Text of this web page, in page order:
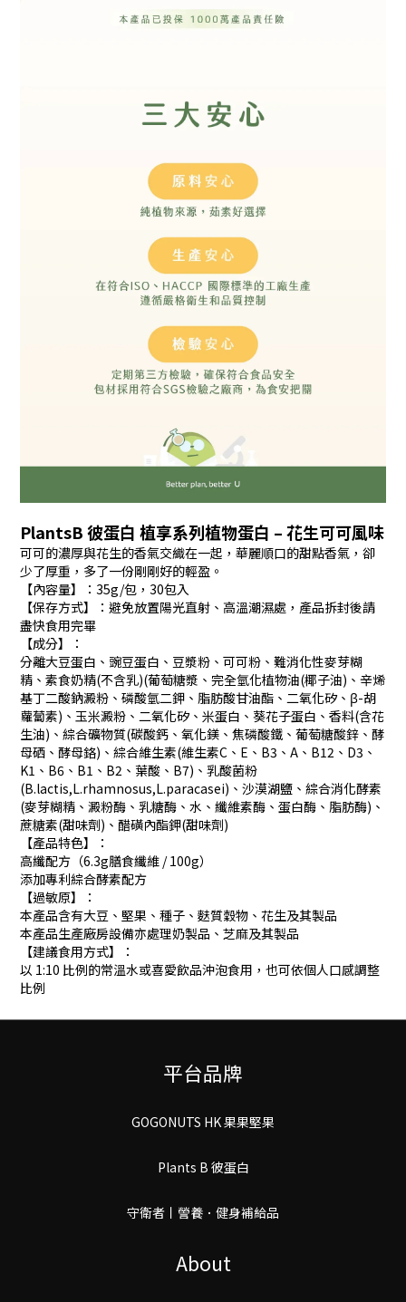
PlantsB 彼蛋白 植享系列植物蛋白 – 花生可可風味
可可的濃厚與花生的香氣交織在一起，華麗順口的甜點香氣，卻
少了厚重，多了一份剛剛好的輕盈。
【內容量】：35g/包，30包入
【保存方式】：避免放置陽光直射、高溫潮濕處，產品拆封後請
盡快食用完畢
【成分】：
分離大豆蛋白、豌豆蛋白、豆漿粉、可可粉、難消化性麥芽糊
精、素食奶精(不含乳)(葡萄糖漿、完全氫化植物油(椰子油)、辛烯
基丁二酸鈉澱粉、磷酸氫二鉀、脂肪酸甘油酯、二氧化矽、β-胡
蘿蔔素)、玉米澱粉、二氧化矽、米蛋白、葵花子蛋白、香料(含花
生油)、綜合礦物質(碳酸鈣、氧化鎂、焦磷酸鐵、葡萄糖酸鋅、酵
母硒、酵母鉻)、綜合維生素(維生素C、E、B3、A、B12、D3、
K1、B6、B1、B2、葉酸、B7)、乳酸菌粉
(B.lactis,L.rhamnosus,L.paracasei)、沙漠湖鹽、綜合消化酵素
(麥芽糊精、澱粉酶、乳糖酶、水、纖維素酶、蛋白酶、脂肪酶)、
蔗糖素(甜味劑)、醋磺內酯鉀(甜味劑)
【產品特色】：
高纖配方（6.3g膳食纖維 / 100g）
添加專利綜合酵素配方
【過敏原】：
本產品含有大豆、堅果、種子、麩質穀物、花生及其製品
本產品生產廠房設備亦處理奶製品、芝麻及其製品
【建議食用方式】：
以 1:10 比例的常溫水或喜愛飲品沖泡食用，也可依個人口感調整
比例
平台品牌
GOGONUTS HK 果果堅果
Plants B 彼蛋白
守衛者丨謍養．健身補給品
About